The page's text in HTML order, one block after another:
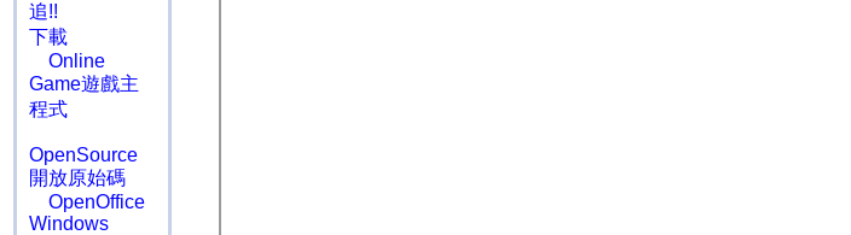
追!!
下載
Online
Game遊戲主
程式
OpenSource
開放原始碼
OpenOffice
Windows